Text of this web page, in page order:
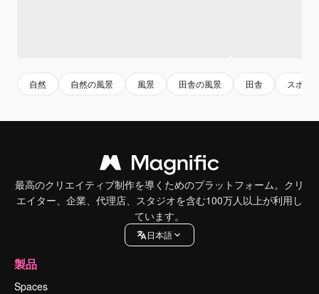
自然 自然の風景 風景 田舎の風景 田舎 スポー
最高のクリエイティブ制作を導くためのプラットフォーム。クリ
エイター、企業、代理店、スタジオを含む100万人以上が利用し
ています。
日本語
製品
Spaces